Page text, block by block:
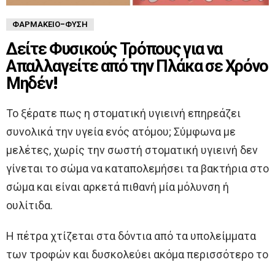
ΦΑΡΜΑΚΕΊΟ-ΦΎΣΗ
Δείτε Φυσικούς Τρόπους για να
Απαλλαγείτε από την Πλάκα σε Χρόνο
Μηδέν!
Το ξέρατε πως η στοματική υγιεινή επηρεάζει
συνολικά την υγεία ενός ατόμου; Σύμφωνα με
μελέτες, χωρίς την σωστή στοματική υγιεινή δεν
γίνεται το σώμα να καταπολεμήσει τα βακτήρια στο
σώμα και είναι αρκετά πιθανή μία μόλυνση ή
ουλίτιδα.
Η πέτρα χτίζεται στα δόντια από τα υπολείμματα
των τροφών και δυσκολεύει ακόμα περισσότερο το